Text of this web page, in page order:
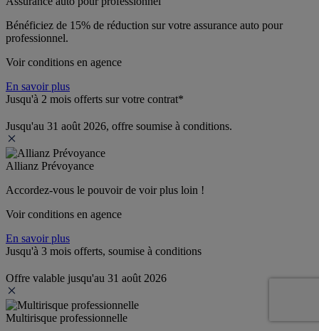
Bénéficiez de 15% de réduction sur votre assurance auto pour
professionnel.
Voir conditions en agence
En savoir plus
Jusqu'à 2 mois offerts sur votre contrat*
Jusqu'au 31 août 2026, offre soumise à conditions.
Allianz Prévoyance
Accordez-vous le pouvoir de voir plus loin !
Voir conditions en agence
En savoir plus
Jusqu'à 3 mois offerts, soumise à conditions
Offre valable jusqu'au 31 août 2026
Multirisque professionnelle